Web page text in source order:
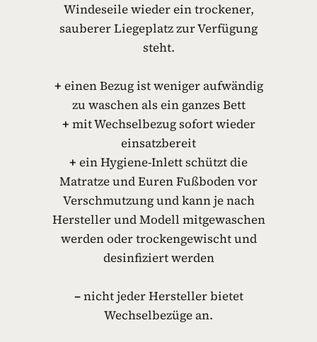
Windeseile wieder ein trockener,
sauberer Liegeplatz zur Verfügung
steht.
+ einen Bezug ist weniger aufwändig
zu waschen als ein ganzes Bett
+ mit Wechselbezug sofort wieder
einsatzbereit
+ ein Hygiene-Inlett schützt die
Matratze und Euren Fußboden vor
Verschmutzung und kann je nach
Hersteller und Modell mitgewaschen
werden oder trockengewischt und
desinfiziert werden
–nicht jeder Hersteller bietet
Wechselbezüge an.